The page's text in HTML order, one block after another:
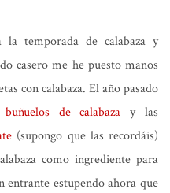
la temporada de calabaza y
casero me he puesto manos
con calabaza. El año pasado
buñuelos de calabaza y las
(supongo que las recordáis)
como ingrediente para
entrante estupendo ahora que